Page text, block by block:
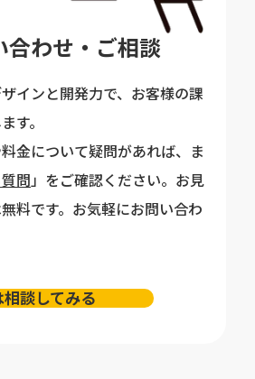
合わせ・ご相談
インと開発力で、お客様の課
す。
金について疑問があれば、ま
問」をご確認ください。お見
料です。お気軽にお問い合わ
相談してみる